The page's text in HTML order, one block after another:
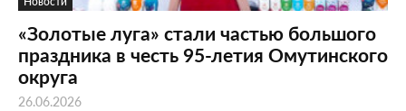
«Золотые луга» стали частью большого
праздника в честь 95-летия Омутинского
округа
26.06.2026